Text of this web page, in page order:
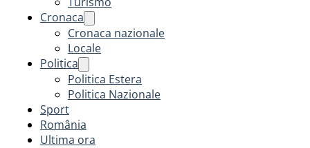
Cronaca
Cronaca nazionale
Locale
Politica
Politica Estera
Politica Nazionale
Sport
România
Ultima ora